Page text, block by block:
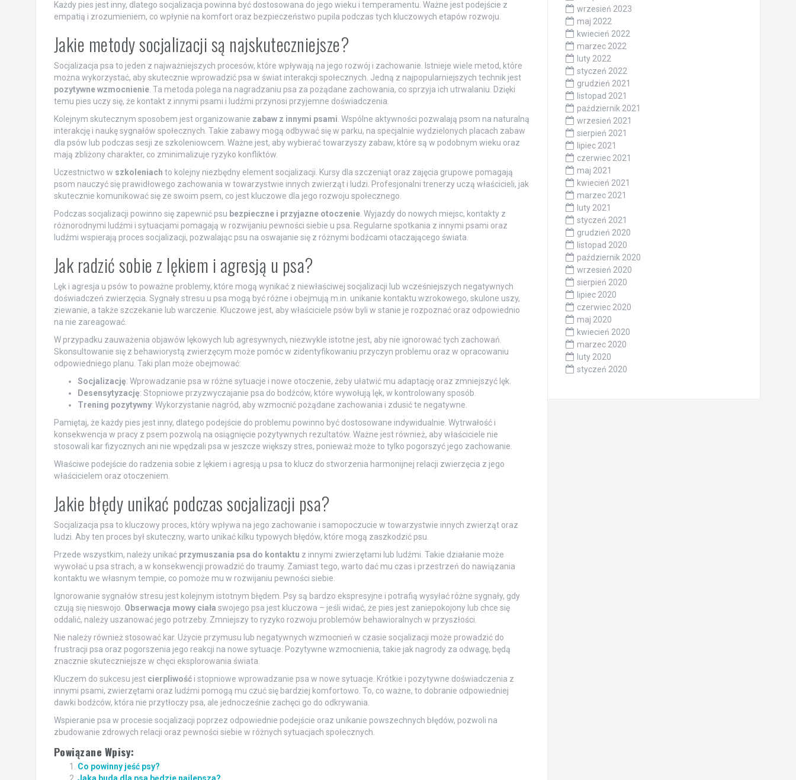
Każdy pies jest inny, dlatego socjalizacja powinna być dostosowana do jego wieku i temperamentu. Ważne jest podejście z
empatią i zrozumieniem, co wpłynie na komfort oraz bezpieczeństwo pupila podczas tych kluczowych etapów rozwoju.
Jakie metody socjalizacji są najskuteczniejsze?
Socjalizacja psa to jeden z najważniejszych procesów, które wpływają na jego rozwój i zachowanie. Istnieje wiele metod, które
można wykorzystać, aby skutecznie wprowadzić psa w świat interakcji społecznych. Jedną z najpopularniejszych technik jest
pozytywne wzmocnienie. Ta metoda polega na nagradzaniu psa za pożądane zachowania, co sprzyja ich utrwalaniu. Dzięki
temu pies uczy się, że kontakt z innymi psami i ludźmi przynosi przyjemne doświadczenia.
Kolejnym skutecznym sposobem jest organizowanie zabaw z innymi psami . Wspólne aktywności pozwalają psom na naturalną
interakcję i naukę sygnałów społecznych. Takie zabawy mogą odbywać się w parku, na specjalnie wydzielonych placach zabaw
dla psów lub podczas sesji ze szkoleniowcem. Ważne jest, aby wybierać towarzyszy zabaw, które są w podobnym wieku oraz
mają zbliżony charakter, co zminimalizuje ryzyko konfliktów.
Uczestnictwo w szkoleniach to kolejny niezbędny element socjalizacji. Kursy dla szczeniąt oraz zajęcia grupowe pomagają
psom nauczyć się prawidłowego zachowania w towarzystwie innych zwierząt i ludzi. Profesjonalni trenerzy uczą właścicieli, jak
skutecznie komunikować się ze swoim psem, co jest kluczowe dla jego rozwoju społecznego.
Podczas socjalizacji powinno się zapewnić psu bezpieczne i przyjazne otoczenie. Wyjazdy do nowych miejsc, kontakty z
różnorodnymi ludźmi i sytuacjami pomagają w rozwijaniu pewności siebie u psa. Regularne spotkania z innymi psami oraz
ludźmi wspierają proces socjalizacji, pozwalając psu na oswajanie się z różnymi bodźcami otaczającego świata.
Jak radzić sobie z lękiem i agresją u psa?
Lęk i agresja u psów to poważne problemy, które mogą wynikać z niewłaściwej socjalizacji lub wcześniejszych negatywnych
doświadczeń zwierzęcia. Sygnały stresu u psa mogą być różne i obejmują m.in. unikanie kontaktu wzrokowego, skulone uszy,
ziewanie, a także szczekanie lub warczenie. Kluczowe jest, aby właściciele psów byli w stanie je rozpoznać oraz odpowiednio
na nie zareagować.
W przypadku zauważenia objawów lękowych lub agresywnych, niezwykle istotne jest, aby nie ignorować tych zachowań.
Skonsultowanie się z behawiorystą zwierzęcym może pomóc w zidentyfikowaniu przyczyn problemu oraz w opracowaniu
odpowiedniego planu. Taki plan może obejmować:
Socjalizację: Wprowadzanie psa w różne sytuacje i nowe otoczenie, żeby ułatwić mu adaptację oraz zmniejszyć lęk.
Desensytyzację: Stopniowe przyzwyczajanie psa do bodźców, które wywołują lęk, w kontrolowany sposób.
Trening pozytywny: Wykorzystanie nagród, aby wzmocnić pożądane zachowania i zdusić te negatywne.
Pamiętaj, że każdy pies jest inny, dlatego podejście do problemu powinno być dostosowane indywidualnie. Wytrwałość i
konsekwencja w pracy z psem pozwolą na osiągnięcie pozytywnych rezultatów. Ważne jest również, aby właściciele nie
stosowali kar fizycznych ani nie wpędzali psa w jeszcze większy stres, ponieważ może to tylko pogorszyć jego zachowanie.
Właściwe podejście do radzenia sobie z lękiem i agresją u psa to klucz do stworzenia harmonijnej relacji zwierzęcia z jego
właścicielem oraz otoczeniem.
Jakie błędy unikać podczas socjalizacji psa?
Socjalizacja psa to kluczowy proces, który wpływa na jego zachowanie i samopoczucie w towarzystwie innych zwierząt oraz
ludzi. Aby ten proces był skuteczny, warto unikać kilku typowych błędów, które mogą zaszkodzić psu.
Przede wszystkim, należy unikać przymuszania psa do kontaktu z innymi zwierzętami lub ludźmi. Takie działanie może
wywołać u psa strach, a w konsekwencji prowadzić do traumy. Zamiast tego, warto dać mu czas i przestrzeń do nawiązania
kontaktu we własnym tempie, co pomoże mu w rozwijaniu pewności siebie.
Ignorowanie sygnałów stresu jest kolejnym istotnym błędem. Psy są bardzo ekspresyjne i potrafią wysyłać różne sygnały, gdy
czują się nieswojo. Obserwacja mowy ciała swojego psa jest kluczowa – jeśli widać, że pies jest zaniepokojony lub chce się
oddalić, należy uszanować jego potrzeby. Zmniejszy to ryzyko rozwoju problemów behawioralnych w przyszłości.
Nie należy również stosować kar. Użycie przymusu lub negatywnych wzmocnień w czasie socjalizacji może prowadzić do
frustracji psa oraz pogorszenia jego reakcji na nowe sytuacje. Pozytywne wzmocnienia, takie jak nagrody za odwagę, będą
znacznie skuteczniejsze w chęci eksplorowania świata.
Kluczem do sukcesu jest cierpliwośći stopniowe wprowadzanie psa w nowe sytuacje. Krótkie i pozytywne doświadczenia z
innymi psami, zwierzętami oraz ludźmi pomogą mu czuć się bardziej komfortowo. To, co ważne, to dobranie odpowiedniej
dawki bodźców, która nie przytłoczy psa, ale jednocześnie zachęci go do odkrywania.
Wspieranie psa w procesie socjalizacji poprzez odpowiednie podejście oraz unikanie powszechnych błędów, pozwoli na
zbudowanie zdrowych relacji oraz pewności siebie w różnych sytuacjach społecznych.
Powiązane Wpisy:
Co powinny jeść psy?
wrzesień 2023
maj 2022
kwiecień 2022
marzec 2022
luty 2022
styczeń 2022
grudzień 2021
listopad 2021
październik 2021
wrzesień 2021
sierpień 2021
lipiec 2021
czerwiec 2021
maj 2021
kwiecień 2021
marzec 2021
luty 2021
styczeń 2021
grudzień 2020
listopad 2020
październik 2020
wrzesień 2020
sierpień 2020
lipiec 2020
czerwiec 2020
maj 2020
kwiecień 2020
marzec 2020
luty 2020
styczeń 2020